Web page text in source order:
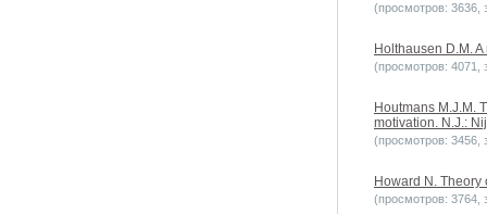
(просмотров: 3636,
Holthausen D.M.
(просмотров: 4071,
Houtmans M.J.M.
motivation. N.J.:
(просмотров: 3456,
Howard N.
(просмотров: 3764,